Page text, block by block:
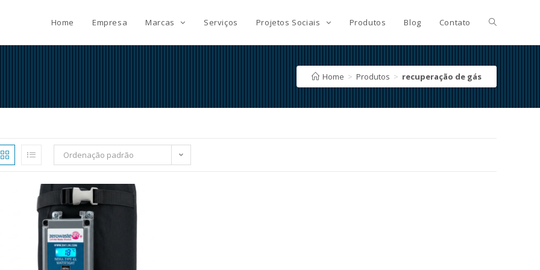
Home Empresa Marcas Serviços Projetos Sociais Produtos Blog Contato
Home > Produtos > recuperação de gás
Ordenação padrão